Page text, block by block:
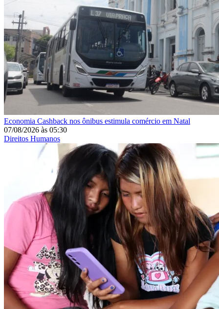
Economia Cashback nos ônibus estimula comércio em Natal
07/08/2026 às 05:30
Direitos Humanos